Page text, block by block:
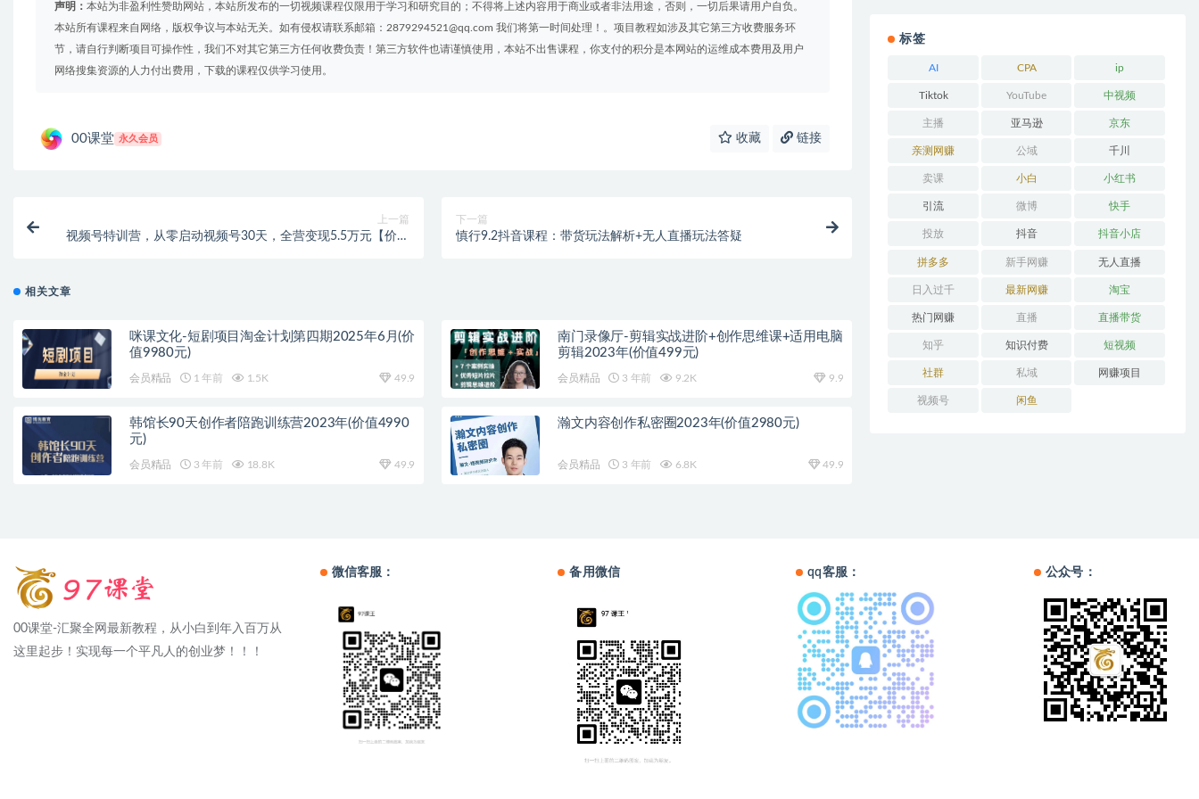
声明： 本站为非盈利性赞助网站，本站所发布的一切视频课程仅限用于学习和研究目的；不得将上述内容用于商业或者非法用途，否则，一切后果请用户自负。
本站所有课程来自网络，版权争议与本站无关。如有侵权请联系邮箱：2879294521@qq.com 我们将第一时间处理！。项目教程如涉及其它第三方收费服务环
节，请自行判断项目可操作性，我们不对其它第三方任何收费负责！第三方软件也请谨慎使用，本站不出售课程，你支付的积分是本网站的运维成本费用及用户
网络搜集资源的人力付出费用，下载的课程仅供学习使用。
00课堂 永久会员 收藏 链接
上一篇
视频号特训营，从零启动视频号30天，全营变现5.5万元【价值
下一篇
慎行9.2抖音课程：带货玩法解析+无人直播玩法答疑
相关文章
咪课文化-短剧项目淘金计划第四期2025年6月(价
值9980元)
会员精品 1 年前 1.5K 49.9
南门录像厅-剪辑实战进阶+创作思维课+适用电脑
剪辑2023年(价值499元)
会员精品 3 年前 9.2K 9.9
韩馆长90天创作者陪跑训练营2023年(价值4990
元)
会员精品 3 年前 18.8K 49.9
瀚文内容创作私密圈2023年(价值2980元)
会员精品 3 年前 6.8K 49.9
标签
AI CPA ip
Tiktok YouTube 中视频
主播 亚马逊 京东
亲测网赚 公域 千川
卖课 小白 小红书
引流 微博 快手
投放 抖音 抖音小店
拼多多 新手网赚 无人直播
日入过千 最新网赚 淘宝
热门网赚 直播 直播带货
知乎 知识付费 短视频
社群 私域 网赚项目
视频号 闲鱼
00课堂-汇聚全网最新教程，从小白到年入百万从
这里起步！实现每一个平凡人的创业梦！！！
微信客服： 备用微信 qq客服： 公众号：